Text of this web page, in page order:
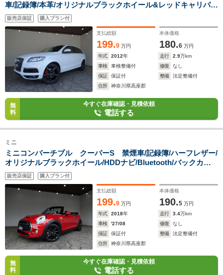
車/記録簿/本革/オリジナルブラックホイール&レッドキャリパ
ー/ナビ地デジ/Bluetooth/BOSE/Bカメラ/フリップダウ
ン/HID/ETC/スマートキー/スペアキー/クルコン/シートヒータ
ー/パドルシフト/パワーゲート
販売店保証 購入プラン付
支払総額
199.9 万円
本体価格
180.6 万円
年式
2012年 走行 2.9万km
車検
車検整備付 修復
なし
保証
保証付 整備
法定整備付
住所
神奈川県高座郡
無
料
今すぐ在庫確認・見積依頼
電話する
ミニ
ミニコンバーチブル クーパーS 禁煙車/記録簿/ハーフレザー/
オリジナルブラックホイール/HDDナビ/Bluetooth/バックカメ
ラ/LED/ETC/スマートキー/スペアキー/シートヒーター/オート
ライト/オートエアコン/アイドリングストップ/電動オープ
ン/FOG/
販売店保証 購入プラン付
支払総額
199.9 万円
本体価格
190.5 万円
年式
2018年 走行 3.4万km
車検
'27/08 修復
なし
保証
保証付 整備
法定整備付
住所
神奈川県高座郡
無
料
今すぐ在庫確認・見積依頼
電話する